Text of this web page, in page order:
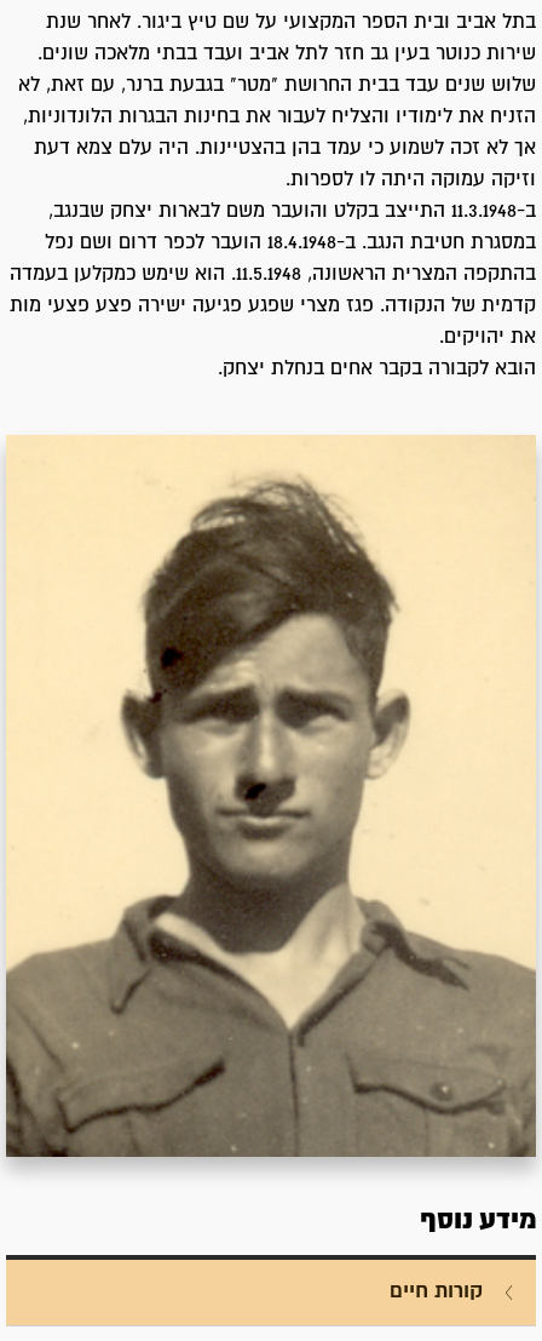
בתל אביב ובית הספר המקצועי על שם טיץ ביגור. לאחר שנת
שירות כנוטר בעין גב חזר לתל אביב ועבד בבתי מלאכה שונים.
שלוש שנים עבד בבית החרושת "מטר" בגבעת ברנר, עם זאת, לא
הזניח את לימודיו והצליח לעבור את בחינות הבגרות הלונדוניות,
אך לא זכה לשמוע כי עמד בהן בהצטיינות. היה עלם צמא דעת
וזיקה עמוקה היתה לו לספרות.
ב-11.3.1948 התייצב בקלט והועבר משם לבארות יצחק שבנגב,
במסגרת חטיבת הנגב. ב-18.4.1948 הועבר לכפר דרום ושם נפל
בהתקפה המצרית הראשונה, 11.5.1948. הוא שימש כמקלען בעמדה
קדמית של הנקודה. פגז מצרי שפגע פגיעה ישירה פצע פצעי מות
את יהויקים.
הובא לקבורה בקבר אחים בנחלת יצחק.
מידע נוסף
קורות חיים